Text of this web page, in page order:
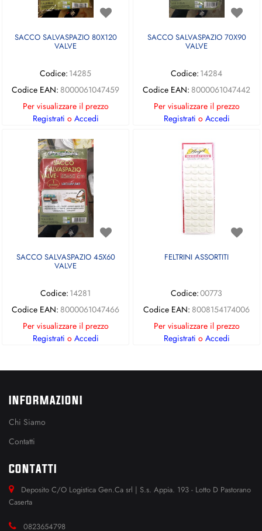
SACCO SALVASPAZIO 80X120
VALVE
Codice: 14285
Codice EAN: 8000061047459
Per visualizzare il prezzo
Registrati o Accedi
SACCO SALVASPAZIO 70X90
VALVE
Codice: 14284
Codice EAN: 8000061047442
Per visualizzare il prezzo
Registrati o Accedi
SACCO SALVASPAZIO 45X60
VALVE
Codice: 14281
Codice EAN: 8000061047466
Per visualizzare il prezzo
Registrati o Accedi
FELTRINI ASSORTITI
Codice:00773
Codice EAN: 8008154174006
Per visualizzare il prezzo
Registrati o Accedi
INFORMAZIONI
Chi Siamo
Contatti
CONTATTI
Deposito C/O Logistica Gen.Ca srl | S.s. Appia. 193 - Lotto D Pastorano
Caserta
0823654798